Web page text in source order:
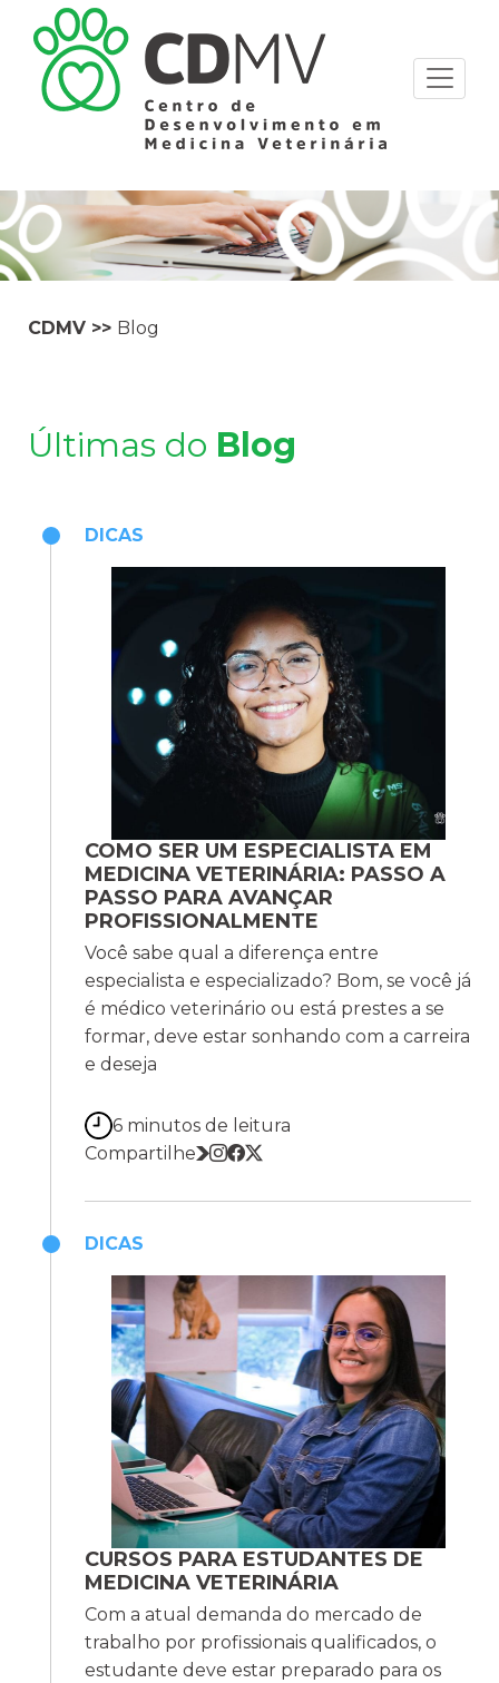
CDMV >> Blog
Últimas do Blog
DICAS
COMO SER UM ESPECIALISTA EM
MEDICINA VETERINÁRIA: PASSO A
PASSO PARA AVANÇAR
PROFISSIONALMENTE
Você sabe qual a diferença entre
especialista e especializado? Bom, se você já
é médico veterinário ou está prestes a se
formar, deve estar sonhando com a carreira
e deseja
6 minutos de leitura
Compartilhe
DICAS
CURSOS PARA ESTUDANTES DE
MEDICINA VETERINÁRIA
Com a atual demanda do mercado de
trabalho por profissionais qualificados, o
estudante deve estar preparado para os